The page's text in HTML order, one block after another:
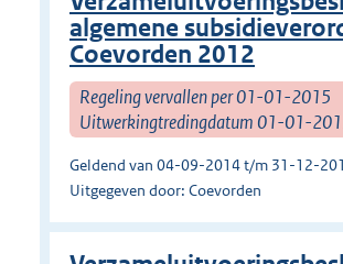
algemene
Coevorden 2012
Regeling vervallen per 01-01-2015
Uitwerkingtredingdatum 01-01-
Geldend van 04-09-2014 t/m 31-12-
Uitgegeven door: Coevorden